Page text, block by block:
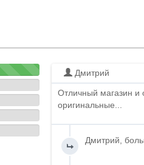
Дмитрий
Отличный магазин и
оригинальные...
Дмитрий,